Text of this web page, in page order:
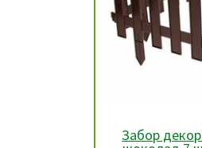
Азотно-